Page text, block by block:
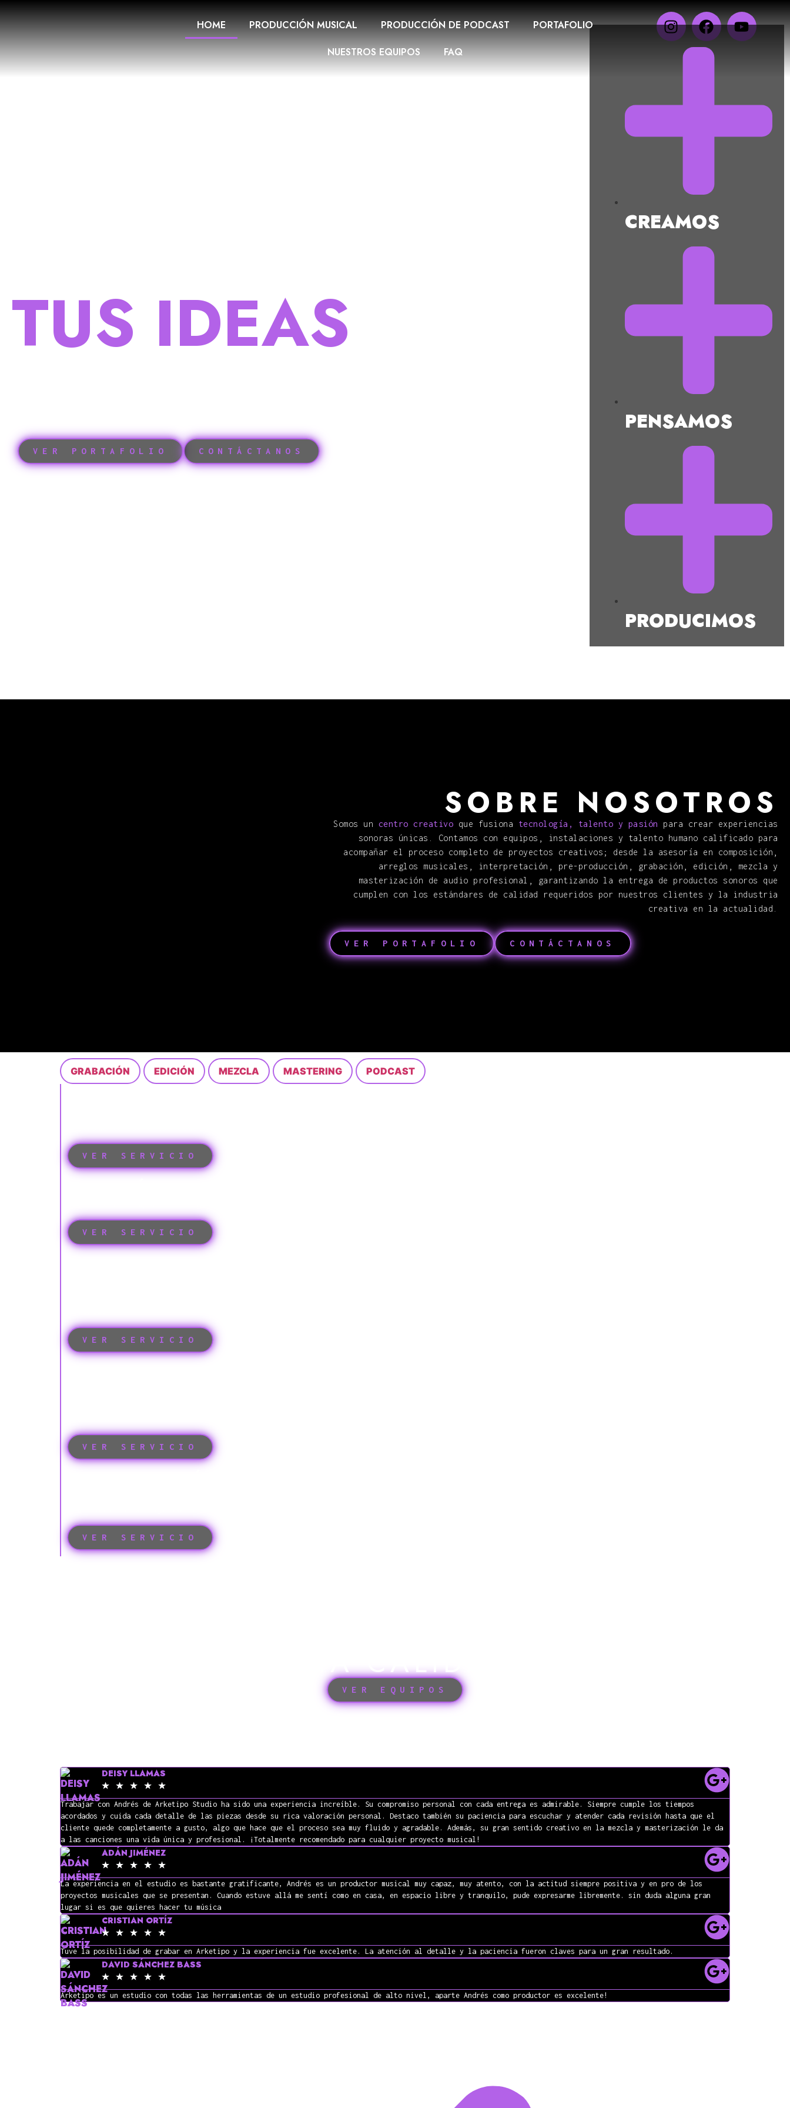
HOME PRODUCCIÓN MUSICAL PRODUCCIÓN DE PODCAST
PORTAFOLIO
NUESTROS EQUIPOS
FAQ
MANIFESTAMOS
TUS IDEAS
SONIDO
VER PORTAFOLIO CONTÁCTANOS
CREAMOS
PENSAMOS
PRODUCIMOS
SOBRE NOSOTROS
Somos un centro creativo que fusiona tecnología, talento y pasión
para crear experiencias
sonoras únicas. Contamos con equipos, instalaciones y talento humano calificado para
acompañar el proceso completo de proyectos creativos; desde la asesoría en composición,
arreglos musicales, interpretación, pre-producción, grabación, edición, mezcla y
masterización de audio profesional, garantizando la entrega de productos sonoros que
cumplen con los estándares de calidad requeridos por nuestros clientes y la industria
creativa en la actualidad.
VER PORTAFOLIO CONTÁCTANOS
GRABACIÓN EDICIÓN MEZCLA MASTERING PODCAST
VER SERVICIO
VER SERVICIO
VER SERVICIO
VER SERVICIO
VER SERVICIO
ALTA CALIDAD
VER EQUIPOS
DEISY LLAMAS
☆ ☆ ☆ ☆ ☆
Trabajar con Andrés de Arketipo Studio ha sido una experiencia increíble. Su compromiso personal con cada entrega es admirable. Siempre cumple los tiempos
acordados y cuida cada detalle de las piezas desde su rica valoración personal. Destaco también su paciencia para escuchar y atender cada revisión hasta que el
cliente quede completamente a gusto, algo que hace que el proceso sea muy fluido y agradable. Además, su gran sentido creativo en la mezcla y masterización le da
a las canciones una vida única y profesional. ¡Totalmente recomendado para cualquier proyecto musical!
ADÁN JIMÉNEZ
☆ ☆ ☆ ☆ ☆
La experiencia en el estudio es bastante gratificante, Andrés es un productor musical muy capaz, muy atento, con la actitud siempre positiva y en pro de los
proyectos musicales que se presentan. Cuando estuve allá me sentí como en casa, en espacio libre y tranquilo, pude expresarme libremente. sin duda alguna gran
lugar si es que quieres hacer tu música
CRISTIAN ORTÍZ
☆ ☆ ☆ ☆ ☆
Tuve la posibilidad de grabar en Arketipo y la experiencia fue excelente. La atención al detalle y la paciencia fueron claves para un gran resultado.
DAVID SÁNCHEZ BASS
☆ ☆ ☆ ☆ ☆
Arketipo es un estudio con todas las herramientas de un estudio profesional de alto nivel, aparte Andrés como productor es excelente!